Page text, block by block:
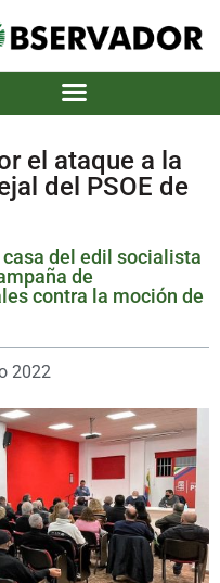
el ataque a la
del PSOE de
del edil socialista
de
contra la moción de
2022